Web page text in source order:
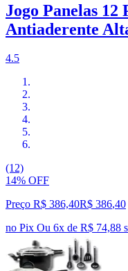
Jogo Panelas 12
Antiaderente
4.5
(12)
14% OFF
Preço R$ 386,40R$ 386,40
no Pix Ou 6x de R$ 74,88